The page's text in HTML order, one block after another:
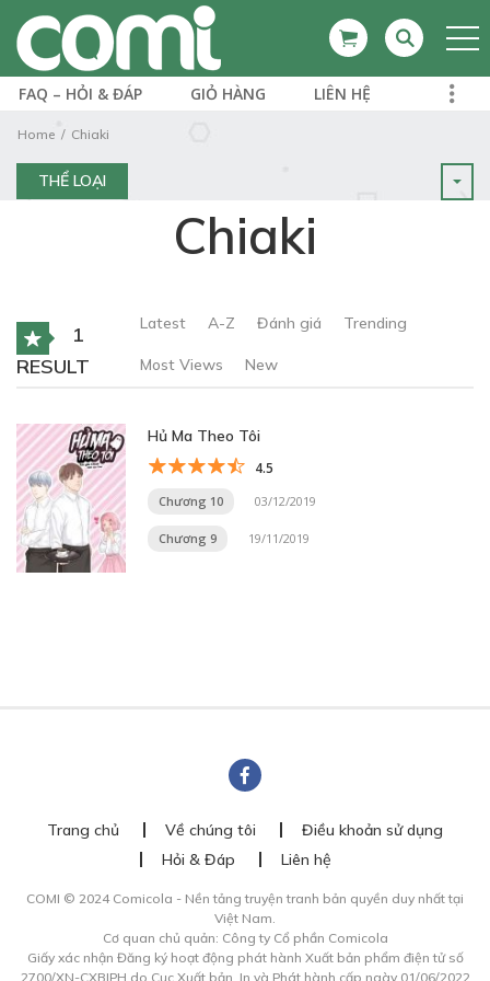
FAQ – HỎI & ĐÁP GIỎ HÀNG LIÊN HỆ
Home Chiaki
THỂ LOẠI
Chiaki
1
RESULT
Latest A-Z Đánh giá Trending
Most Views New
Hủ Ma Theo Tôi
4.5
Chương 10 03/12/2019
Chương 9 19/11/2019
Trang chủ Về chúng tôi
Điều khoản sử dụng
Hỏi & Đáp
Liên hệ
COMI © 2024 Comicola - Nền tảng truyện tranh bản quyền duy nhất tại
Việt Nam.
Cơ quan chủ quản: Công ty Cổ phần Comicola
Giấy xác nhận Đăng ký hoạt động phát hành Xuất bản phẩm điện tử số
2700/XN-CXBIPH do Cục Xuất bản, In và Phát hành cấp ngày 01/06/2022